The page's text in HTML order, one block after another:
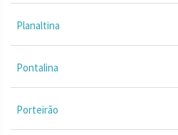
Planaltina
Pontalina
Porteirão